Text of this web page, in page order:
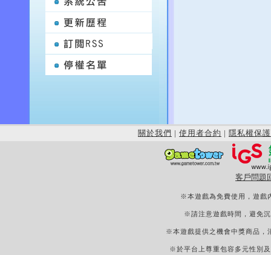
關於我們 | 使用者合約 | 隱私權保護
客戶問題
※本遊戲為免費使用，遊戲
※請注意遊戲時間，避免
※本遊戲提供之機會中獎商品，
※於平台上尊重包容多元性別